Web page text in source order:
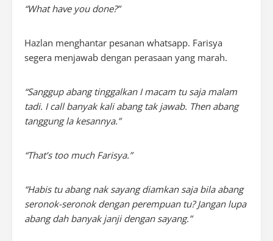
“What have you done?”
Hazlan menghantar pesanan whatsapp. Farisya
segera menjawab dengan perasaan yang marah.
“Sanggup abang tinggalkan I macam tu saja malam
tadi. I call banyak kali abang tak jawab. Then abang
tanggung la kesannya.”
“That’s too much Farisya.”
“Habis tu abang nak sayang diamkan saja bila abang
seronok-seronok dengan perempuan tu? Jangan lupa
abang dah banyak janji dengan sayang.”